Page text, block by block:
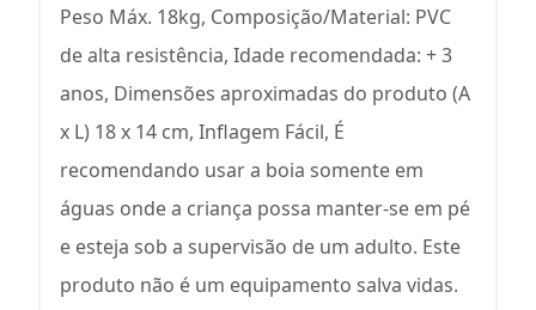
Peso Máx. 18kg, Composição/Material: PVC
de alta resistência, Idade recomendada: + 3
anos, Dimensões aproximadas do produto (A
x L) 18 x 14 cm, Inflagem Fácil, É
recomendando usar a boia somente em
águas onde a criança possa manter-se em pé
e esteja sob a supervisão de um adulto. Este
produto não é um equipamento salva vidas.